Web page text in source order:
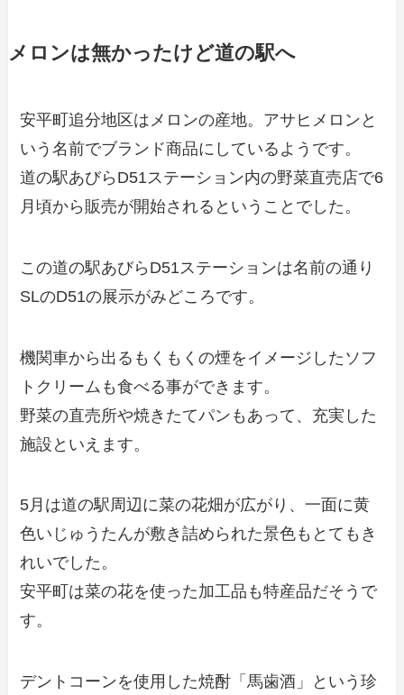
メロンは無かったけど道の駅へ
安平町追分地区はメロンの産地。アサヒメロンと
いう名前でブランド商品にしているようです。
道の駅あびらD51ステーション内の野菜直売店で6
月頃から販売が開始されるということでした。
この道の駅あびらD51ステーションは名前の通り
SLのD51の展示がみどころです。
機関車から出るもくもくの煙をイメージしたソフ
トクリームも食べる事ができます。
野菜の直売所や焼きたてパンもあって、充実した
施設といえます。
5月は道の駅周辺に菜の花畑が広がり、一面に黄
色いじゅうたんが敷き詰められた景色もとてもき
れいでした。
安平町は菜の花を使った加工品も特産品だそうで
す。
デントコーンを使用した焼酎「馬歯酒」という珍